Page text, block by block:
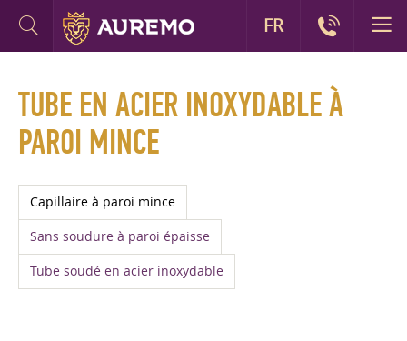
TUBE EN ACIER INOXYDABLE À
PAROI MINCE
Capillaire à paroi mince
Sans soudure à paroi épaisse
Tube soudé en acier inoxydable
FR